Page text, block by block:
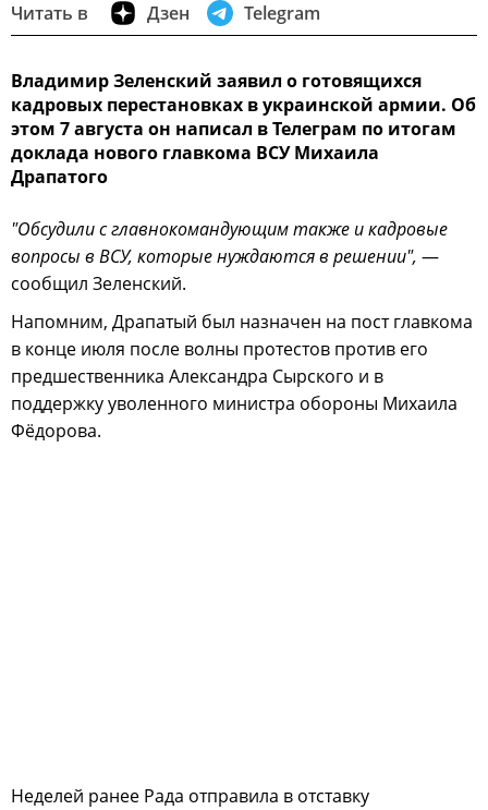
Читать в Дзен Telegram
Владимир Зеленский заявил о готовящихся
кадровых перестановках в украинской армии. Об
этом 7 августа он написал в Телеграм по итогам
доклада нового главкома ВСУ Михаила
Драпатого
"Обсудили с главнокомандующим также и кадровые
вопросы в ВСУ, которые нуждаются в решении", —
сообщил Зеленский.
Напомним, Драпатый был назначен на пост главкома
в конце июля после волны протестов против его
предшественника Александра Сырского и в
поддержку уволенного министра обороны Михаила
Фёдорова.
Неделей ранее Рада отправила в отставку